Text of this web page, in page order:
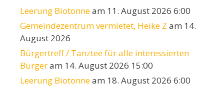
Leerung Biotonneam 11. August 2026 6:00
Gemeindezentrum vermietet, Heike Z am 14.
August 2026
Bürgertreff / Tanztee für alle interessierten
Bürgeram 14. August 2026 15:00
Leerung Biotonneam 18. August 2026 6:00